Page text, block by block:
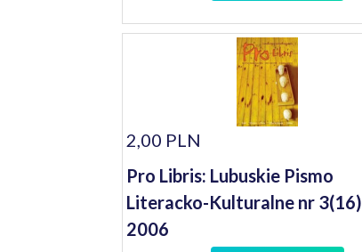
2,00 PLN
Pro Libris: Lubuskie Pismo
Literacko-Kulturalne nr 3(16)
2006